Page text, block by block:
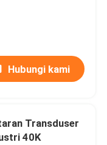
Hubungi kami
Transduser
40K